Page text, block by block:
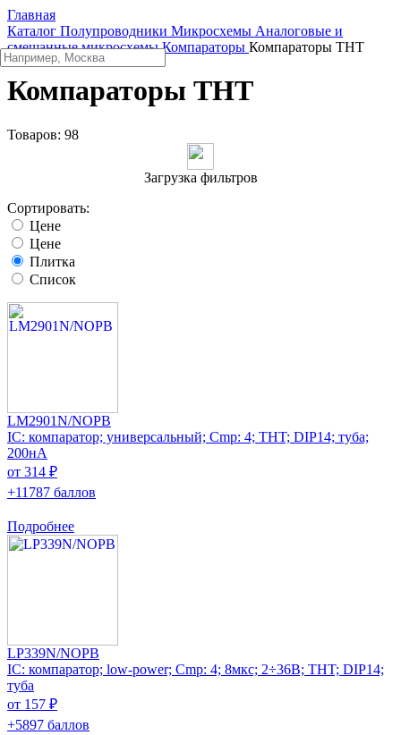
Главная
Каталог Полупроводники Микросхемы Аналоговые и
смешанные микросхемы Компараторы Компараторы THT
Компараторы THT
Товаров: 98
Загрузка фильтров
Сортировать:
Цене
Цене
Плитка
Список
LM2901N/NOPB
IC: компаратор; универсальный; Cmp: 4; THT; DIP14; туба;
200нА
от 314 ₽
+11787 баллов
Подробнее
LP339N/NOPB
IC: компаратор; low-power; Cmp: 4; 8мкс; 2÷36В; THT; DIP14;
туба
от 157 ₽
+5897 баллов